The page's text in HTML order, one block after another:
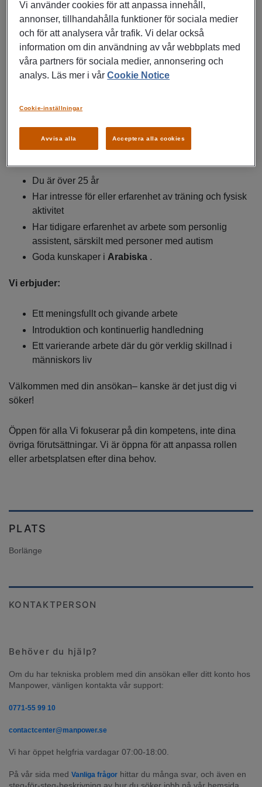
fritidsaktiviteter och social samvaro.
Vi söker dig som:
Tycker om att arbeta med människor
Har B-körkort
Meriterande (ej krav):
Du är över 25 år
Har intresse för eller erfarenhet av träning och fysisk
aktivitet
Har tidigare erfarenhet av arbete som personlig
assistent, särskilt med personer med autism
Goda kunskaper i Arabiska .
Vi erbjuder:
Ett meningsfullt och givande arbete
Introduktion och kontinuerlig handledning
Ett varierande arbete där du gör verklig skillnad i
människors liv
Välkommen med din ansökan– kanske är det just dig vi
söker!
Öppen för alla Vi fokuserar på din kompetens, inte dina
övriga förutsättningar. Vi är öppna för att anpassa rollen
eller arbetsplatsen efter dina behov.
PLATS
Borlänge
KONTAKTPERSON
Behöver du hjälp?
Om du har tekniska problem med din ansökan eller ditt konto hos
Manpower, vänligen kontakta vår support:
0771-55 99 10
contactcenter@manpower.se
Vi har öppet helgfria vardagar 07:00-18:00.
På vår sida med Vanliga frågor hittar du många svar, och även en
Vi använder cookies för att anpassa innehåll,
annonser, tillhandahålla funktioner för sociala medier
och för att analysera vår trafik. Vi delar också
information om din användning av vår webbplats med
våra partners för sociala medier, annonsering och
analys. Läs mer i vårCookie Notice
Avvisa alla Acceptera alla cookies
Cookie-inställningar